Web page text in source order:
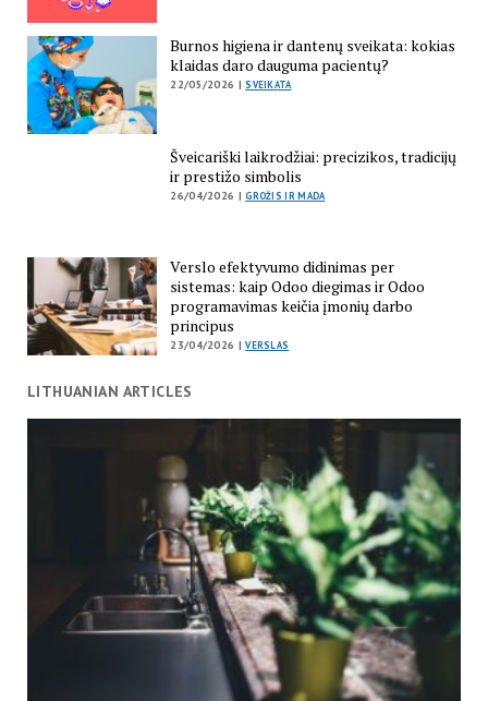
Burnos higiena ir dantenų sveikata: kokias
klaidas daro dauguma pacientų?
22/05/2026 |SVEIKATA
Šveicariški laikrodžiai: precizikos, tradicijų
ir prestižo simbolis
26/04/2026 |GROŽIS IR MADA
Verslo efektyvumo didinimas per
sistemas: kaip Odoo diegimas ir Odoo
programavimas keičia įmonių darbo
principus
23/04/2026 |VERSLAS
LITHUANIAN ARTICLES